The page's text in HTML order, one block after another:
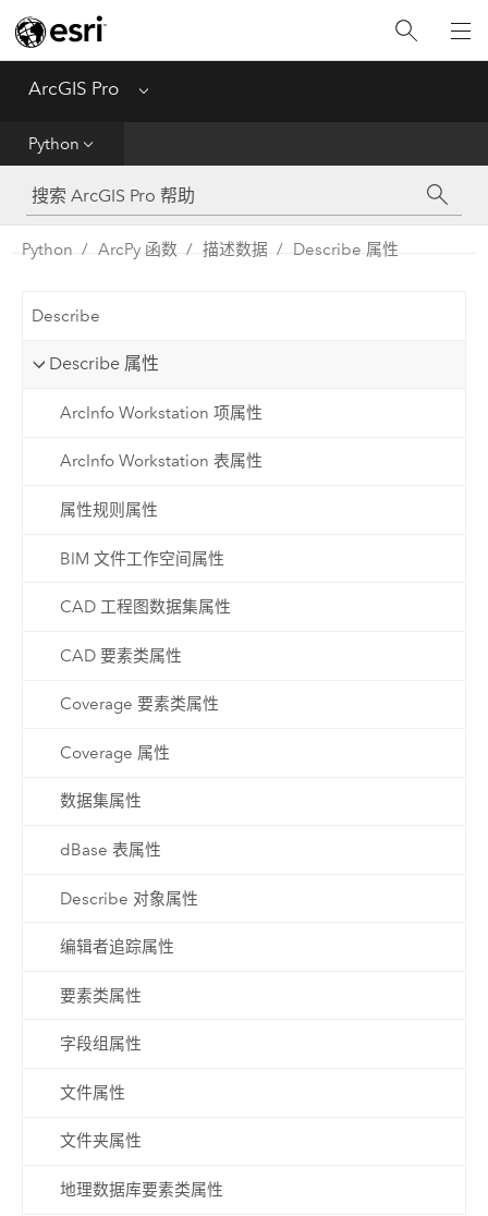
ArcGIS Pro Menu
Python
工具参考
Python
Python ArcPy 函数 描述数据 Describe 属性
Describe
Describe 属性
ArcInfo Workstation 项属性
ArcInfo Workstation 表属性
属性规则属性
BIM 文件工作空间属性
CAD 工程图数据集属性
CAD 要素类属性
Coverage 要素类属性
Coverage 属性
数据集属性
dBase 表属性
Describe 对象属性
编辑者追踪属性
要素类属性
字段组属性
文件属性
文件夹属性
地理数据库要素类属性